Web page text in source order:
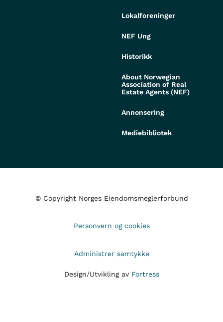
Lokalforeninger
NEF Ung
Historikk
About Norwegian
Association of Real
Estate Agents (NEF)
Annonsering
Mediebibliotek
© Copyright Norges Eiendomsmeglerforbund
Personvern og cookies
Administrer samtykke
Design/Utvikling av Fortress